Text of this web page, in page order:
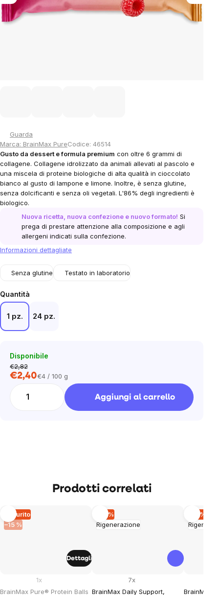
Guarda
Marca: BrainMax PureCodice: 46514
Gusto da dessert e formula premium con oltre 6 grammi di
collagene. Collagene idrolizzato da animali allevati al pascolo e
una miscela di proteine ​​biologiche di alta qualità in cioccolato
bianco al gusto di lampone e limone. Inoltre, è senza glutine,
senza dolcificanti e senza oli vegetali. L'86% degli ingredienti è
biologico.
Nuova ricetta, nuova confezione e nuovo formato! Si
prega di prestare attenzione alla composizione e agli
allergeni indicati sulla confezione.
Informazioni dettagliate
Senza glutine Testato in laboratorio
Quantità
1 pz. 24 pz.
Disponibile
€2,82
€2,40Prezzo
€4 / 100 g
Aggiungi al carrello
Prodotti correlati
Esaurito
–15 %
BrainMax Pure® Protein Balls
1x
Dettagli
Rigenerazione
–15 %
BrainMax Daily Support,
7x
–15 %
BrainMax